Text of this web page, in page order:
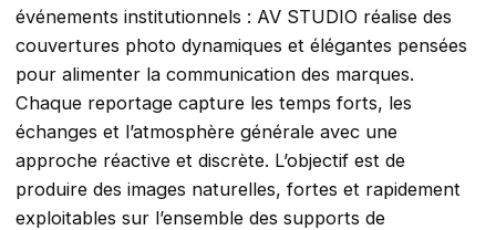
événements institutionnels : AV STUDIO réalise des
couvertures photo dynamiques et élégantes pensées
pour alimenter la communication des marques.
Chaque reportage capture les temps forts, les
échanges et l’atmosphère générale avec une
approche réactive et discrète. L’objectif est de
produire des images naturelles, fortes et rapidement
exploitables sur l’ensemble des supports de